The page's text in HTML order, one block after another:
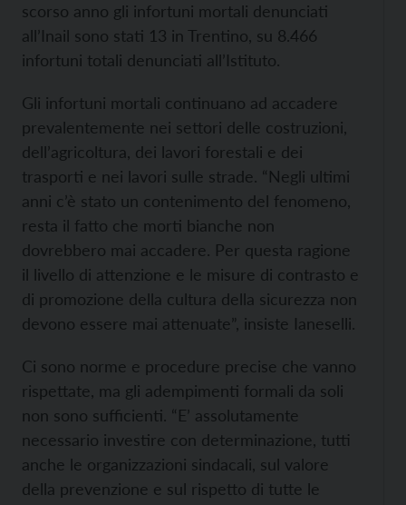
scorso anno gli infortuni mortali denunciati
all’Inail sono stati 13 in Trentino, su 8.466
infortuni totali denunciati all’Istituto.
Gli infortuni mortali continuano ad accadere
prevalentemente nei settori delle costruzioni,
dell’agricoltura, dei lavori forestali e dei
trasporti e nei lavori sulle strade. “Negli ultimi
anni c’è stato un contenimento del fenomeno,
resta il fatto che morti bianche non
dovrebbero mai accadere. Per questa ragione
il livello di attenzione e le misure di contrasto e
di promozione della cultura della sicurezza non
devono essere mai attenuate”, insiste Ianeselli.
Ci sono norme e procedure precise che vanno
rispettate, ma gli adempimenti formali da soli
non sono sufficienti. “E’ assolutamente
necessario investire con determinazione, tutti
anche le organizzazioni sindacali, sul valore
della prevenzione e sul rispetto di tutte le